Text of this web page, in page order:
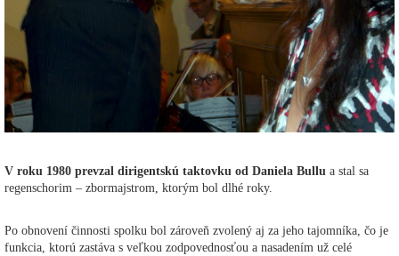
V roku 1980 prevzal dirigentskú taktovku od Daniela Bullu a stal sa
regenschorim – zbormajstrom, ktorým bol dlhé roky.
Po obnovení činnosti spolku bol zároveň zvolený aj za jeho tajomníka, čo je
funkcia, ktorú zastáva s veľkou zodpovednosťou a nasadením už celé